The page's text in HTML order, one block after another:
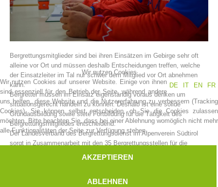
Bergrettungsmitglieder sind bei ihren Einsätzen im Gebirge sehr oft
alleine vor Ort und müssen deshalb Entscheidungen treffen, welche
der Einsatzleiter im Tal nur schwer dem Mitglied vor Ort abnehmen
kann.
Bergretter müssen im Einsatz eigenständig voraus denken um
situationsgerecht handeln zu können. Deshalb ist eine solide
Grundausbildung sowie stete Fortbildung für die Tätigkeit des
Bergrettungsmitgliedes entscheidend.
Der Landesverband des Bergrettungsdienst im Alpenverein Südtirol
sorgt in Zusammenarbeit mit den 35 Bergrettungsstellen für die
Grundausbildung der Anwärter/innen.
absolviert werden, damit die Anwärterprüfung abgelegt werden kann.
Wir nutzen Cookies
DE
IT EN FR
Wir nutzen Cookies auf unserer Website. Einige von ihnen
sind essenziell für den Betrieb der Seite, während andere
uns helfen, diese Website und die Nutzererfahrung zu verbessern (Tracking
Cookies). Sie können selbst entscheiden, ob Sie die Cookies zulassen
möchten. Bitte beachten Sie, dass bei einer Ablehnung womöglich nicht mehr
alle Funktionalitäten der Seite zur Verfügung stehen.
AKZEPTIEREN
ABLEHNEN